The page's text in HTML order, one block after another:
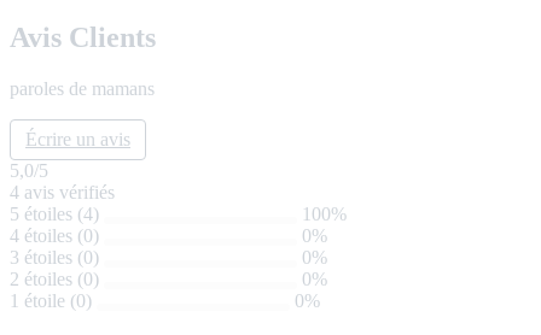
Avis Clients
paroles de mamans
Écrire un avis
5,0/5
4 avis vérifiés
5 étoiles (4)
100%
4 étoiles (0)
0%
3 étoiles (0)
0%
2 étoiles (0)
0%
1 étoile (0)
0%